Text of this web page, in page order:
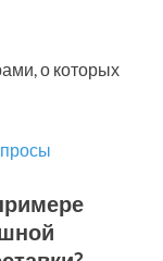
о которых